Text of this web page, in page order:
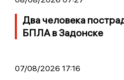
Два человека
БПЛА в Задонске
07/08/2026 17:16